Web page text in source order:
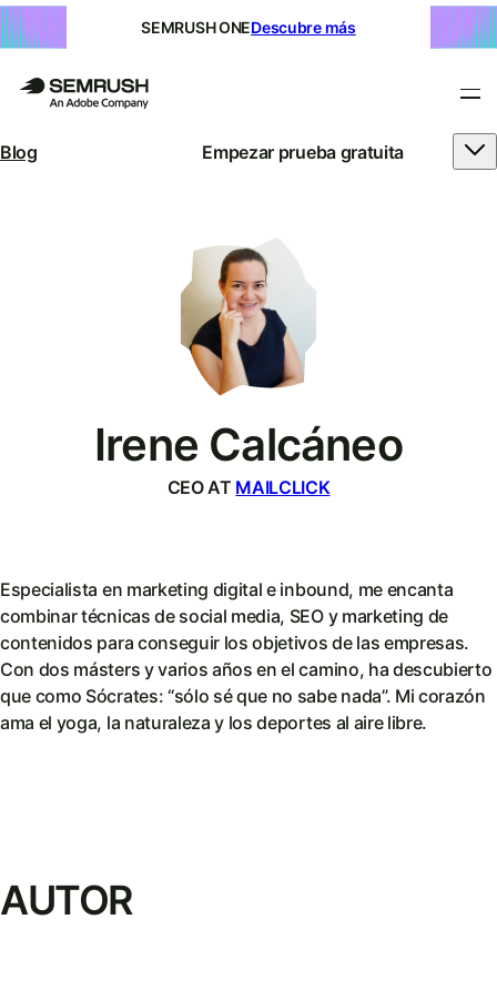
SEMRUSH ONEDescubre más
Blog Empezar prueba gratuita
Irene Calcáneo
CEO AT MAILCLICK
Especialista en marketing digital e inbound, me encanta
combinar técnicas de social media, SEO y marketing de
contenidos para conseguir los objetivos de las empresas.
Con dos másters y varios años en el camino, ha descubierto
que como Sócrates: “sólo sé que no sabe nada”. Mi corazón
ama el yoga, la naturaleza y los deportes al aire libre.
AUTOR